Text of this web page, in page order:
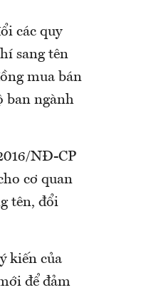
các quy
sang tên
mua bán
ban ngành
NĐ-CP
cơ quan
tên, đổi
kiến của
để đảm